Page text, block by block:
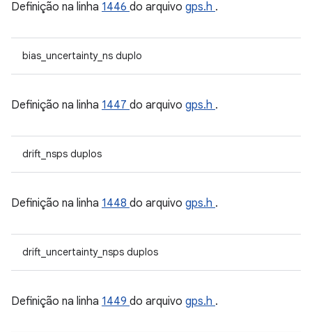
Definição na linha 1446 do arquivo gps.h .
bias_uncertainty_ns duplo
Definição na linha 1447 do arquivo gps.h .
drift_nsps duplos
Definição na linha 1448 do arquivo gps.h .
drift_uncertainty_nsps duplos
Definição na linha 1449 do arquivo gps.h .